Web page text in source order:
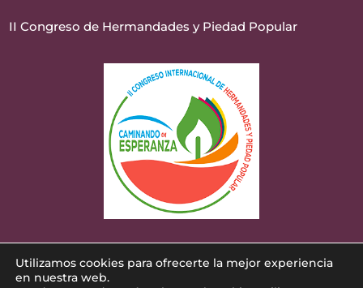
II Congreso de Hermandades y Piedad Popular
Diseñado poriNova Cloud. Una empresa de
Utilizamos cookies para ofrecerte la mejor experiencia
en nuestra web.